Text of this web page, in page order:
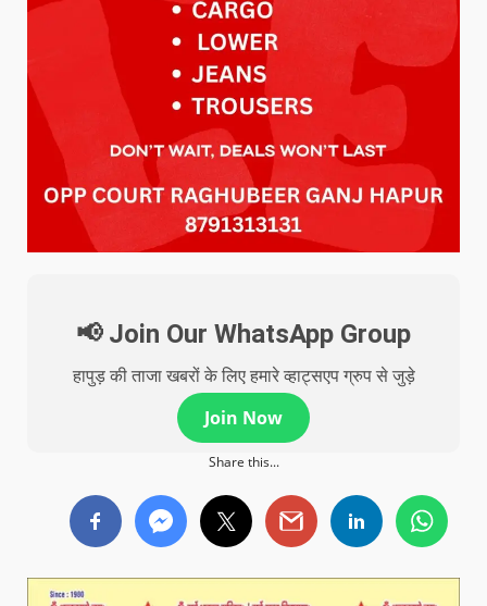
📢 Join Our WhatsApp Group
हापुड़ की ताजा खबरों के लिए हमारे व्हाट्सएप ग्रुप से जुड़े
Join Now
Share this...